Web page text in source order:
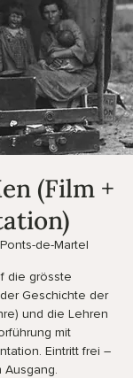
(Film +
de-Martel
die grösste
Geschichte der
und die Lehren
mit
Eintritt frei –
Ausgang.